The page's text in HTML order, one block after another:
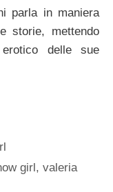
parla in maniera
storie, mettendo
delle sue
girl ,valeria